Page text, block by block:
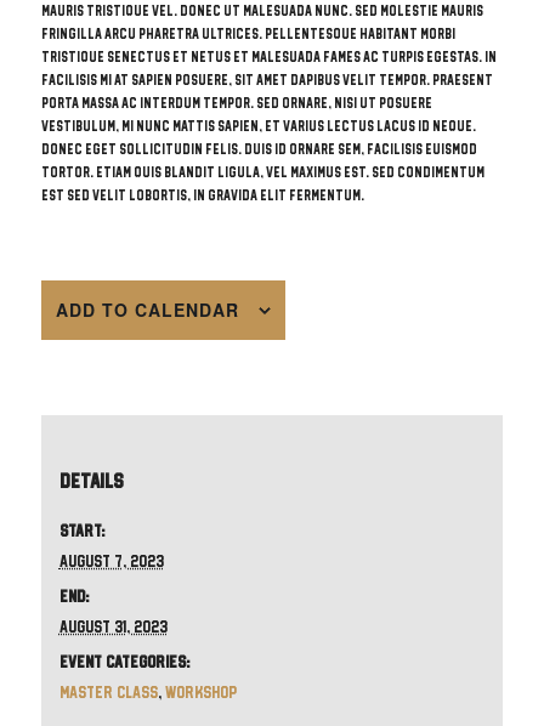
mauris tristique vel. Donec ut malesuada nunc. Sed molestie mauris
fringilla arcu pharetra ultrices. Pellentesque habitant morbi
tristique senectus et netus et malesuada fames ac turpis egestas. In
facilisis mi at sapien posuere, sit amet dapibus velit tempor. Praesent
porta massa ac interdum tempor. Sed ornare, nisi ut posuere
vestibulum, mi nunc mattis sapien, et varius lectus lacus id neque.
Donec eget sollicitudin felis. Duis id ornare sem, facilisis euismod
tortor. Etiam quis blandit ligula, vel maximus est. Sed condimentum
est sed velit lobortis, in gravida elit fermentum.
ADD TO CALENDAR
Details
Start:
August 7, 2023
End:
August 31, 2023
Event Categories:
Master Class, Workshop